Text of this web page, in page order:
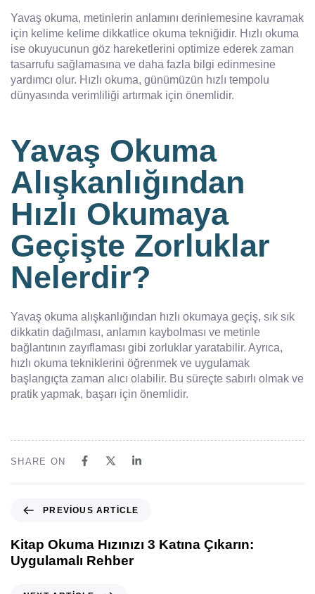
Yavaş okuma, metinlerin anlamını derinlemesine kavramak
için kelime kelime dikkatlice okuma tekniğidir. Hızlı okuma
ise okuyucunun göz hareketlerini optimize ederek zaman
tasarrufu sağlamasına ve daha fazla bilgi edinmesine
yardımcı olur. Hızlı okuma, günümüzün hızlı tempolu
dünyasında verimliliği artırmak için önemlidir.
Yavaş Okuma
Alışkanlığından
Hızlı Okumaya
Geçişte Zorluklar
Nelerdir?
Yavaş okuma alışkanlığından hızlı okumaya geçiş, sık sık
dikkatin dağılması, anlamın kaybolması ve metinle
bağlantının zayıflaması gibi zorluklar yaratabilir. Ayrıca,
hızlı okuma tekniklerini öğrenmek ve uygulamak
başlangıçta zaman alıcı olabilir. Bu süreçte sabırlı olmak ve
pratik yapmak, başarı için önemlidir.
SHARE ON
PREVIOUS ARTICLE
Kitap Okuma Hızınızı 3 Katına Çıkarın:
Uygulamalı Rehber